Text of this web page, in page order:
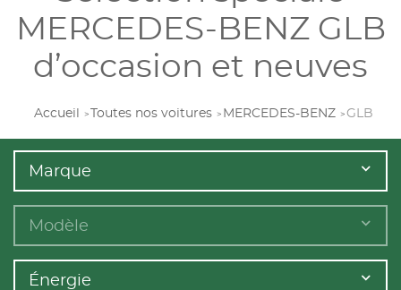
MERCEDES-BENZ GLB
d’occasion et neuves
Accueil Toutes nos voitures MERCEDES-BENZ GLB
Marque
Modèle
Énergie